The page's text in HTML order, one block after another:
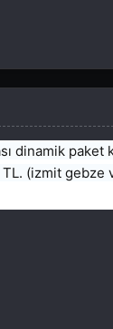
dinamik
(izmit gebze